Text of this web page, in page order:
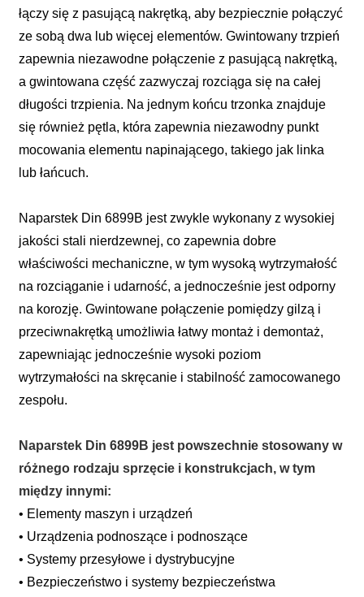
łączy się z pasującą nakrętką, aby bezpiecznie połączyć
ze sobą dwa lub więcej elementów. Gwintowany trzpień
zapewnia niezawodne połączenie z pasującą nakrętką,
a gwintowana część zazwyczaj rozciąga się na całej
długości trzpienia. Na jednym końcu trzonka znajduje
się również pętla, która zapewnia niezawodny punkt
mocowania elementu napinającego, takiego jak linka
lub łańcuch.
Naparstek Din 6899B jest zwykle wykonany z wysokiej
jakości stali nierdzewnej, co zapewnia dobre
właściwości mechaniczne, w tym wysoką wytrzymałość
na rozciąganie i udarność, a jednocześnie jest odporny
na korozję. Gwintowane połączenie pomiędzy gilzą i
przeciwnakrętką umożliwia łatwy montaż i demontaż,
zapewniając jednocześnie wysoki poziom
wytrzymałości na skręcanie i stabilność zamocowanego
zespołu.
Naparstek Din 6899B jest powszechnie stosowany w
różnego rodzaju sprzęcie i konstrukcjach, w tym
między innymi:
• Elementy maszyn i urządzeń
• Urządzenia podnoszące i podnoszące
• Systemy przesyłowe i dystrybucyjne
• Bezpieczeństwo i systemy bezpieczeństwa